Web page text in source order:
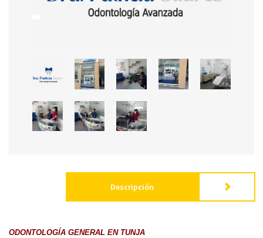
Descripción
ODONTOLOGÍA GENERAL EN TUNJA